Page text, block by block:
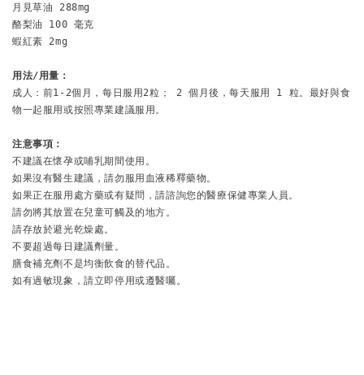
月見草油 288mg
酪梨油 100 毫克
用法/用量：
成人：前1-2個月，每日服用2粒； 2 個月後，每天服用 1 粒。最好與食
注意事項：
不建議在懷孕或哺乳期間使用。
如果沒有醫生建議，請勿服用血液稀釋藥物。
請勿將其放置在兒童可觸及的地方。
請存放於避光乾燥處。
不要超過每日建議劑量。
膳食補充劑不是均衡飲食的替代品。
如有過敏現象，請立即停用或遵醫囑。